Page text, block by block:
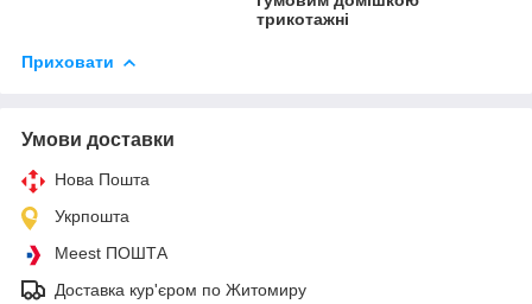
трикотажні
Приховати
Умови доставки
Нова Пошта
Укрпошта
Meest ПОШТА
Доставка кур'єром по Житомиру